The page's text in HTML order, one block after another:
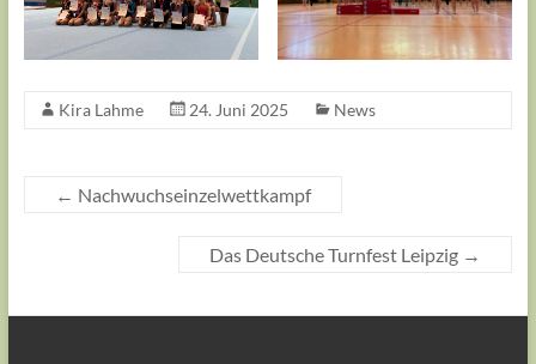
Kira Lahme 24. Juni 2025 News
← Nachwuchseinzelwettkampf
Das Deutsche Turnfest Leipzig →